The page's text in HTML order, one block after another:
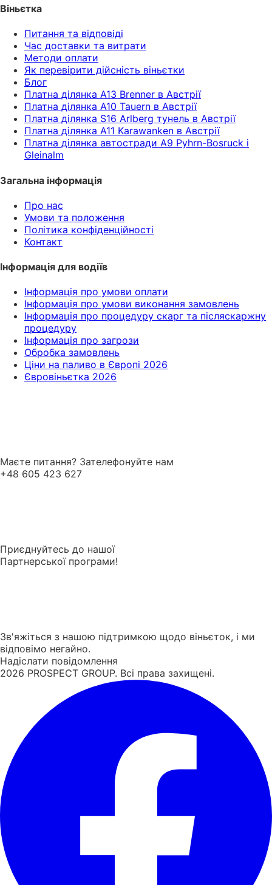
Віньєтка
Питання та відповіді
Час доставки та витрати
Методи оплати
Як перевірити дійсність віньєтки
Блог
Платна ділянка A13 Brenner в Австрії
Платна ділянка A10 Tauern в Австрії
Платна ділянка S16 Arlberg тунель в Австрії
Платна ділянка A11 Karawanken в Австрії
Платна ділянка автостради A9 Pyhrn-Bosruck і
Gleinalm
Загальна інформація
Про нас
Умови та положення
Політика конфіденційності
Контакт
Інформація для водіїв
Інформація про умови оплати
Інформація про умови виконання замовлень
Інформація про процедуру скарг та післяскаржну
процедуру
Інформація про загрози
Обробка замовлень
Ціни на паливо в Європі 2026
Євровіньєтка 2026
Маєте питання? Зателефонуйте нам
+48 605 423 627
Приєднуйтесь до нашої
Партнерської програми!
Зв'яжіться з нашою підтримкою щодо віньєток, і ми
відповімо негайно.
Надіслати повідомлення
2026 PROSPECT GROUP. Всі права захищені.